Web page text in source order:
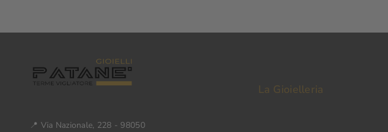
📍 Via Nazionale, 228 - 98050
La Gioielleria